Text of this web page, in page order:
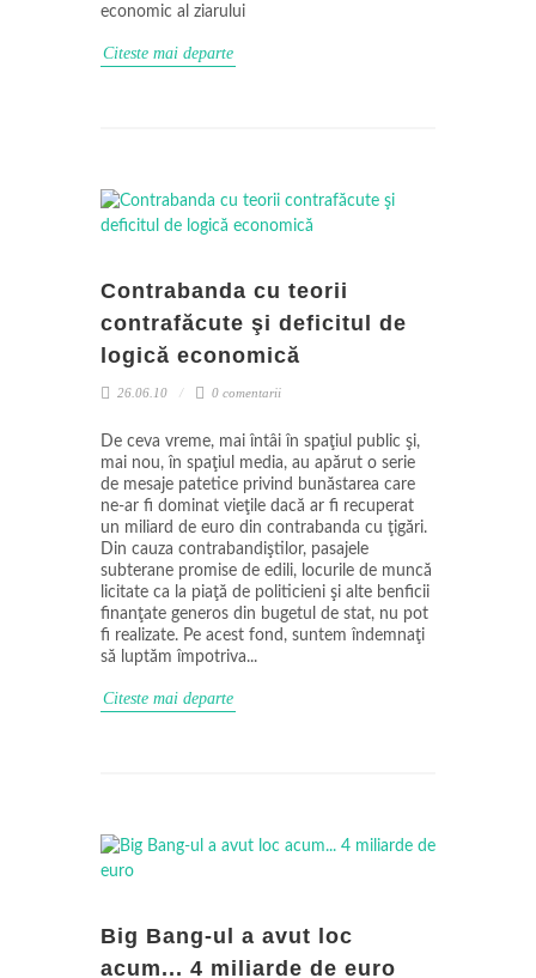
economic al ziarului
Citeste mai departe
Contrabanda cu teorii
contrafăcute şi deficitul de
logică economică
26.06.10 0 comentarii
De ceva vreme, mai întâi în spaţiul public şi,
mai nou, în spaţiul media, au apărut o serie
de mesaje patetice privind bunăstarea care
ne-ar fi dominat vieţile dacă ar fi recuperat
un miliard de euro din contrabanda cu ţigări.
Din cauza contrabandiştilor, pasajele
subterane promise de edili, locurile de muncă
licitate ca la piaţă de politicieni şi alte benficii
finanţate generos din bugetul de stat, nu pot
fi realizate. Pe acest fond, suntem îndemnaţi
să luptăm împotriva...
Citeste mai departe
Big Bang-ul a avut loc
acum... 4 miliarde de euro